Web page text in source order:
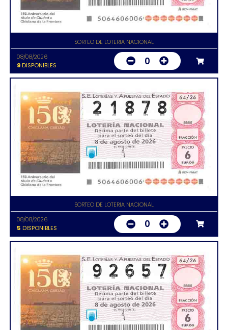
SORTEO DE LOTERIA NACIONAL
08/08/2026
9DISPONIBLES 0
SORTEO DE LOTERIA NACIONAL
08/08/2026
5 DISPONIBLES 0